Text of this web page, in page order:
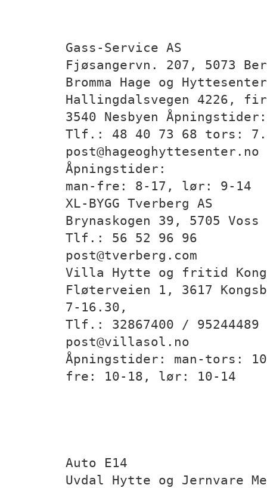
Gass-Service AS
Fjøsangervn. 207, 5073
Bromma Hage og
Hallingdalsvegen 4226,
3540 Nesbyen
Tlf.: 48 40 73 68 tors:
post@hageoghyttesenter.no
Åpningstider:
man-fre: 8-17, lør: 9-14
XL-BYGG Tverberg AS
Brynaskogen 39, 5705 Voss
Tlf.: 56 52 96 96
post@tverberg.com
Villa Hytte og fritid
Fløterveien 1, 3617
7-16.30,
Tlf.: 32867400 /
post@villasol.no
Åpningstider: man-tors: 10-
fre: 10-18, lør: 10-14
Auto E14
Uvdal Hytte og Jernvare